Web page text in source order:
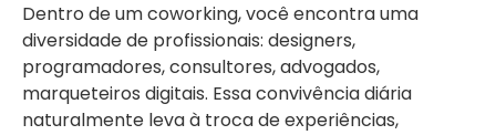
Dentro de um coworking, você encontra uma
diversidade de profissionais: designers,
programadores, consultores, advogados,
marqueteiros digitais. Essa convivência diária
naturalmente leva à troca de experiências,